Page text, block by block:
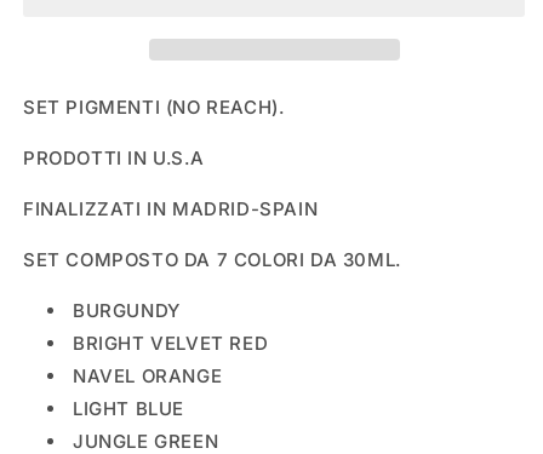
SET PIGMENTI (NO REACH).
PRODOTTI IN U.S.A
FINALIZZATI IN MADRID-SPAIN
SET COMPOSTO DA 7 COLORI DA 30ML.
BURGUNDY
BRIGHT VELVET RED
NAVEL ORANGE
LIGHT BLUE
JUNGLE GREEN